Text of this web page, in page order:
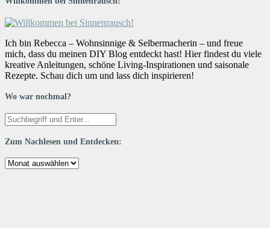
Ich bin Rebecca – Wohnsinnige & Selbermacherin – und freue
mich, dass du meinen DIY Blog entdeckt hast! Hier findest du viele
kreative Anleitungen, schöne Living-Inspirationen und saisonale
Rezepte. Schau dich um und lass dich inspirieren!
Wo war nochmal?
Zum Nachlesen und Entdecken:
Zum